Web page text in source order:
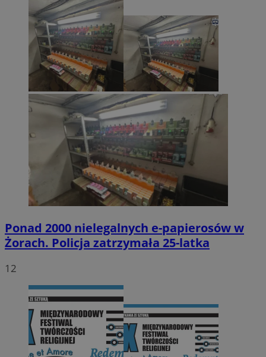
Ponad 2000 nielegalnych e-papierosów w
Żorach. Policja zatrzymała 25-latka
12